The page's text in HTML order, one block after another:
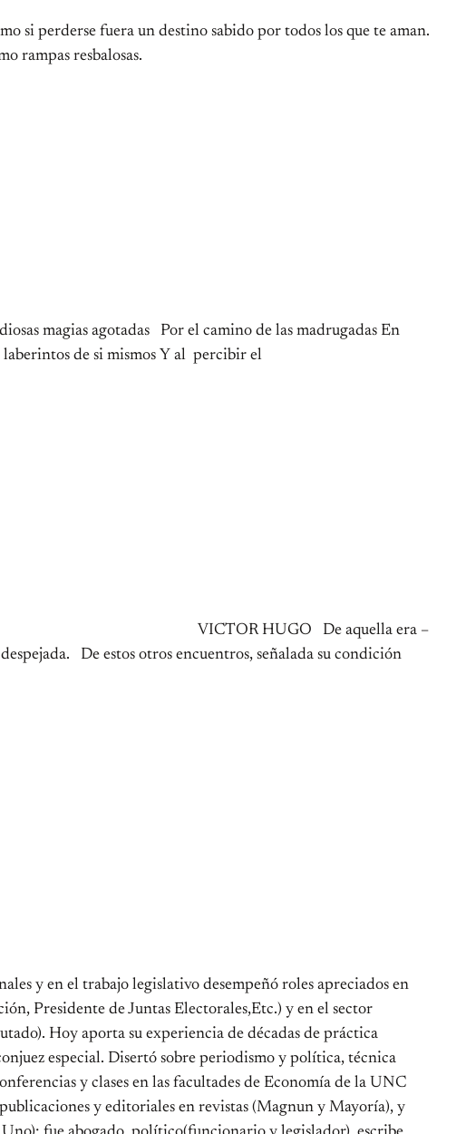
si perderse fuera un destino sabido por todos los que te aman.
rampas resbalosas.
magias agotadas Por el camino de las madrugadas En
laberintos de si mismos Y al percibir el
VICTOR HUGO De aquella era –
De estos otros encuentros, señalada su condición
y en el trabajo legislativo desempeñó roles apreciados en
Presidente de Juntas Electorales,Etc.) y en el sector
Hoy aporta su experiencia de décadas de práctica
especial. Disertó sobre periodismo y política, técnica
y clases en las facultades de Economía de la UNC
y editoriales en revistas (Magnun y Mayoría), y